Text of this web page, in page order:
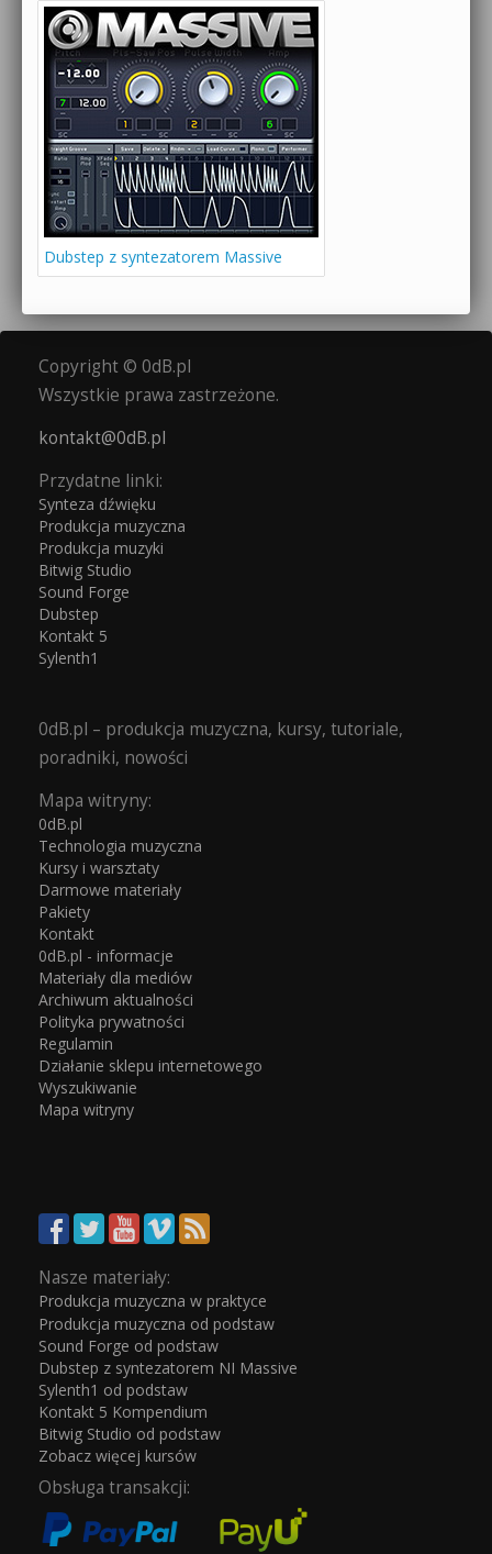
Dubstep z syntezatorem Massive
Copyright © 0dB.pl
Wszystkie prawa zastrzeżone.
kontakt@0dB.pl
Przydatne linki:
Synteza dźwięku
Produkcja muzyczna
Produkcja muzyki
Bitwig Studio
Sound Forge
Dubstep
Kontakt 5
Sylenth1
0dB.pl – produkcja muzyczna, kursy, tutoriale,
poradniki, nowości
Mapa witryny:
0dB.pl
Technologia muzyczna
Kursy i warsztaty
Darmowe materiały
Pakiety
Kontakt
0dB.pl - informacje
Materiały dla mediów
Archiwum aktualności
Polityka prywatności
Regulamin
Działanie sklepu internetowego
Wyszukiwanie
Mapa witryny
Nasze materiały:
Produkcja muzyczna w praktyce
Produkcja muzyczna od podstaw
Sound Forge od podstaw
Dubstep z syntezatorem NI Massive
Sylenth1 od podstaw
Kontakt 5 Kompendium
Bitwig Studio od podstaw
Zobacz więcej kursów
Obsługa transakcji: